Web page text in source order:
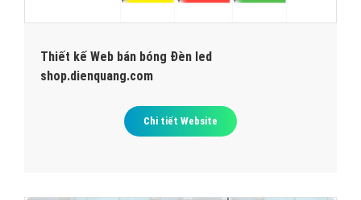
Thiết kế Web bán bóng Đèn led
shop.dienquang.com
Chi tiết Website